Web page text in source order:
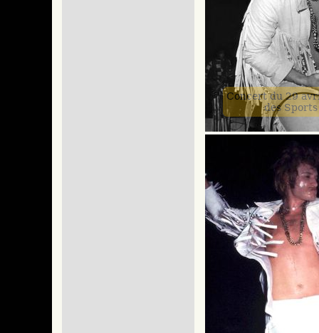
Concert du 29
des Sports